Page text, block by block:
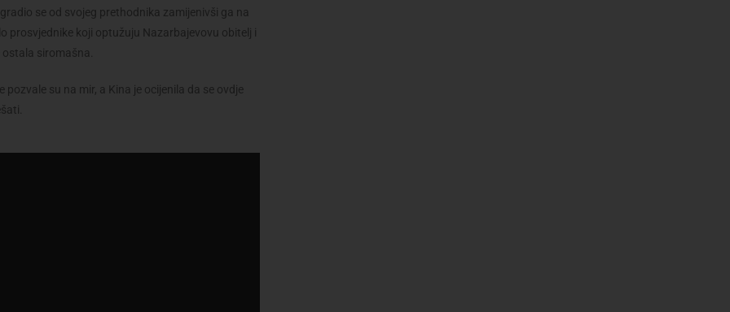
se od svojeg prethodnika zamijenivši ga na
prosvjednike koji optužuju Nazarbajevovu obitelj i
siromašna.
su na mir, a Kina je ocijenila da se ovdje